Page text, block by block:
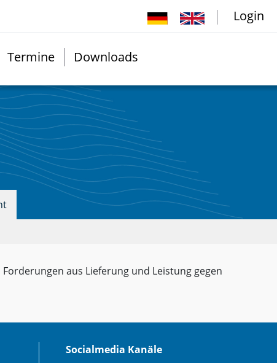
Login
Termine Downloads
aus Lieferung und Leistung gegen
Socialmedia Kanäle